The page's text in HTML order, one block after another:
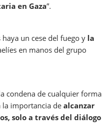
en Gaza”.
un cese del fuego y la
en manos del grupo
condena de cualquier forma
la importancia dealcanzar
solo a través del diálogo